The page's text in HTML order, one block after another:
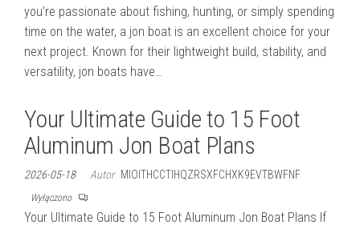
you’re passionate about fishing, hunting, or simply spending
time on the water, a jon boat is an excellent choice for your
next project. Known for their lightweight build, stability, and
versatility, jon boats have…
Your Ultimate Guide to 15 Foot
Aluminum Jon Boat Plans
2026-05-18 Autor MIOITHCCTIHQZRSXFCHXK9EVTBWFNF
Wyłączono
Your Ultimate Guide to 15 Foot Aluminum Jon Boat Plans If